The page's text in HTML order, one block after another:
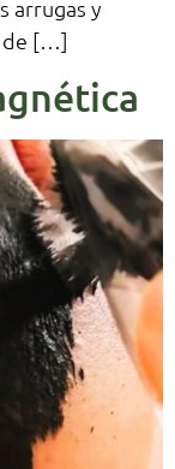
arrugas y
de […]